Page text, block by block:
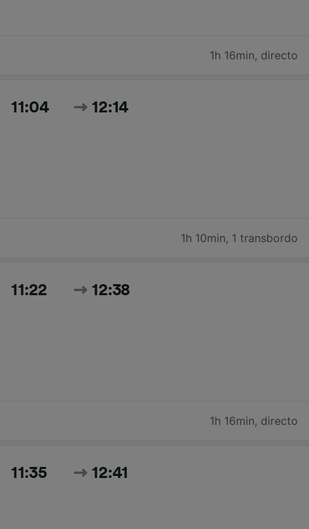
1h 16min, directo
11:04 12:14
1h 10min, 1 transbordo
11:22 12:38
1h 16min, directo
11:35 12:41